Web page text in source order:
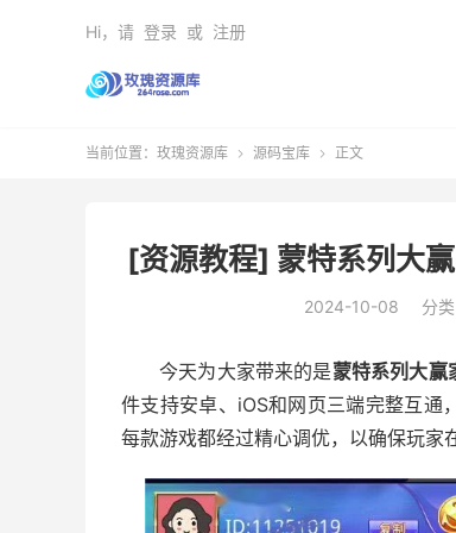
Hi，请 登录 或 注册
当前位置： 玫瑰资源库  源码宝库  正文
[资源教程] 蒙特系列大
2024-10-08 分类
今天为大家带来的是蒙特系列大赢
件支持安卓、iOS和网页三端完整互通
每款游戏都经过精心调优，以确保玩家